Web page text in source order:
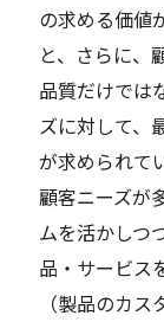
の求める価値
と、さらに、
品質だけでは
ズに対して、
が求められて
顧客ニーズが
ムを活かしつ
品・サービス
（製品のカ